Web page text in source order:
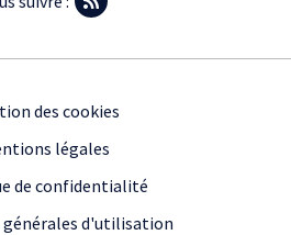
des cookies
légales
de confidentialité
d'utilisation